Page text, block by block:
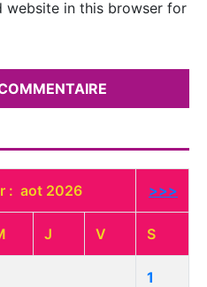
website in this browser for
: aot 2026 >>>
J V S
1